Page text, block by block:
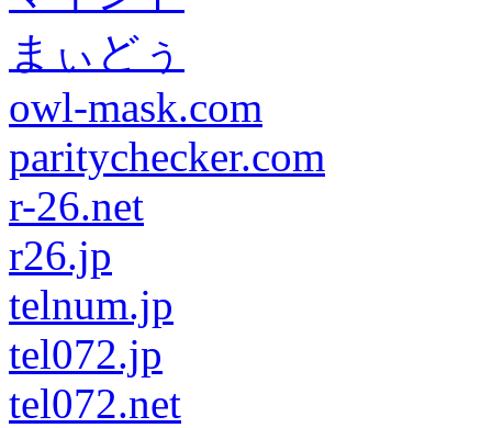
まぃどぅ
owl-mask.com
paritychecker.com
r-26.net
r26.jp
telnum.jp
tel072.jp
tel072.net